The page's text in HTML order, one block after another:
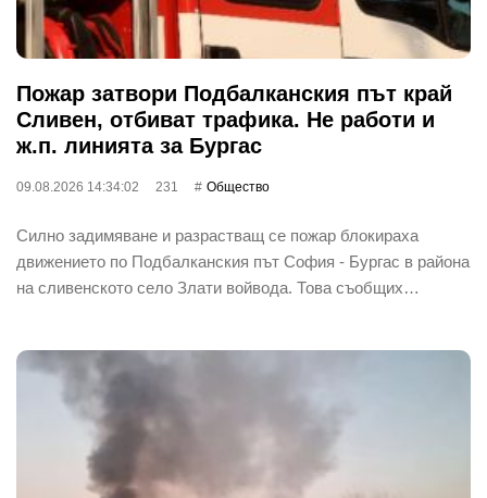
Пожар затвори Подбалканския път край
Сливен, отбиват трафика. Не работи и
ж.п. линията за Бургас
09.08.2026 14:34:02 231 Общество
Силно задимяване и разрастващ се пожар блокираха
движението по Подбалканския път София - Бургас в района
на сливенското село Злати войвода. Това съобщих…